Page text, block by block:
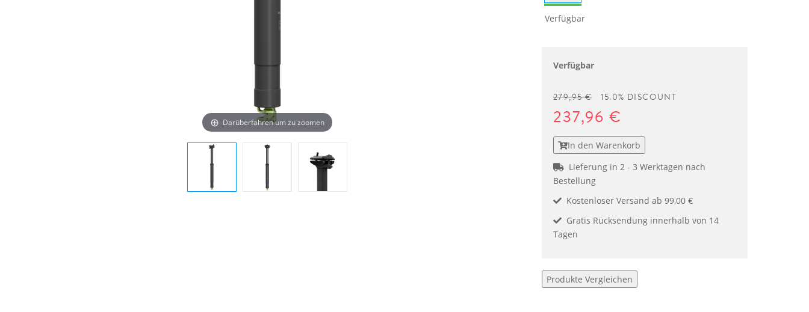
Darüberfahren um zu zoomen
Verfügbar
Verfügbar
279,95 € 15.0% DISCOUNT
237,96 €
In den Warenkorb
Lieferung in 2 - 3 Werktagen nach
Bestellung
Kostenloser Versand ab 99,00 €
Gratis Rücksendung innerhalb von 14
Tagen
Produkte Vergleichen